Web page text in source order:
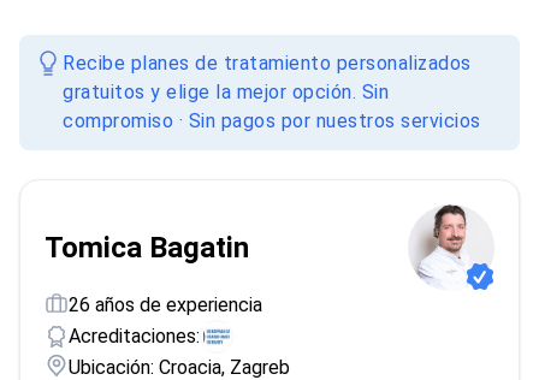
Recibe planes de tratamiento personalizados
gratuitos y elige la mejor opción. Sin
compromiso · Sin pagos por nuestros servicios
Tomica Bagatin
26 años de experiencia
Acreditaciones:
Ubicación: Croacia, Zagreb